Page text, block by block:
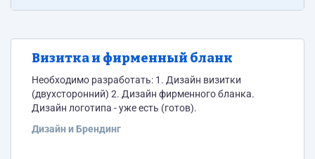
Визитка и фирменный бланк
Необходимо разработать: 1. Дизайн визитки
(двухсторонний) 2. Дизайн фирменного бланка.
Дизайн логотипа - уже есть (готов).
Дизайн и Брендинг